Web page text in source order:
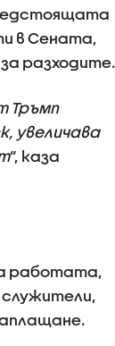
в Сената,
разходите.
Тръмп
увеличава
“, каза
работата,